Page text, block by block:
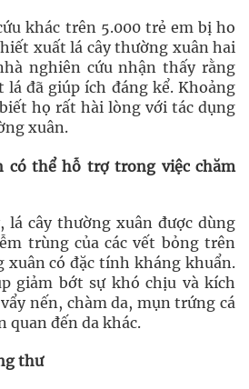
khác trên 5.000 trẻ em bị ho
xuất lá cây thường xuân hai
nghiên cứu nhận thấy rằng
lá đã giúp ích đáng kể. Khoảng
họ rất hài lòng với tác dụng
xuân.
có thể hỗ trợ trong việc chăm
lá cây thường xuân được dùng
trùng của các vết bỏng trên
xuân có đặc tính kháng khuẩn.
giảm bớt sự khó chịu và kích
nến, chàm da, mụn trứng cá
quan đến da khác.
thư